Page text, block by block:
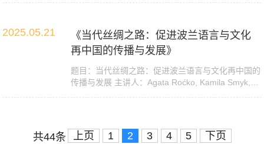
2025.05.21
《当代丝绸之路：促进波兰语言与文化
再中国的传播与发展》
题目：当代丝绸之路：促进波兰语言与文化再中国的
传播与发展 主讲人：Agata Roćko, Kamila Smyk,
共44条 上页 1 2 3 4 5 下页